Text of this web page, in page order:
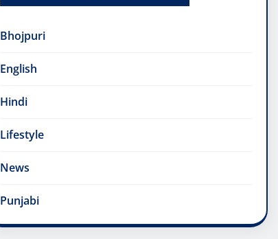
Bhojpuri
English
Hindi
Lifestyle
News
Punjabi